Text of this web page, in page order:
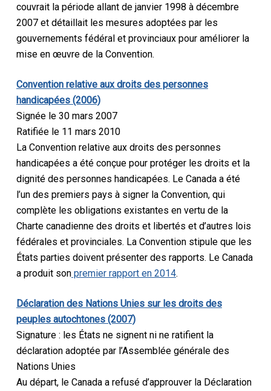
couvrait la période allant de janvier 1998 à décembre
2007 et détaillait les mesures adoptées par les
gouvernements fédéral et provinciaux pour améliorer la
mise en œuvre de la Convention.
Convention relative aux droits des personnes
handicapées (2006)
Signée le 30 mars 2007
Ratifiée le 11 mars 2010
La Convention relative aux droits des personnes
handicapées a été conçue pour protéger les droits et la
dignité des personnes handicapées. Le Canada a été
l’un des premiers pays à signer la Convention, qui
complète les obligations existantes en vertu de la
Charte canadienne des droits et libertés et d’autres lois
fédérales et provinciales. La Convention stipule que les
États parties doivent présenter des rapports. Le Canada
a produit sonpremier rapport en 2014.
Déclaration des Nations Unies sur les droits des
peuples autochtones (2007)
Signature : les États ne signent ni ne ratifient la
déclaration adoptée par l’Assemblée générale des
Nations Unies
Au départ, le Canada a refusé d’approuver la Déclaration